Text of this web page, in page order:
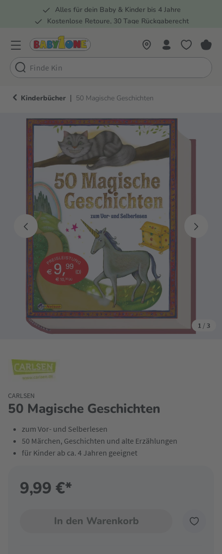
Zur Hauptnavigation springen
Alles für dein Baby & Kinder bis 4 Jahre
Kostenlose Retoure, 30 Tage Rückgaberecht
Kinderbücher | 50 Magische Geschichten
1 / 3
50 Magische Geschichten
CARLSEN
zum Vor- und Selberlesen
50 Märchen, Geschichten und alte Erzählungen
für Kinder ab ca. 4 Jahren geeignet
9,99 €*
In den Warenkorb